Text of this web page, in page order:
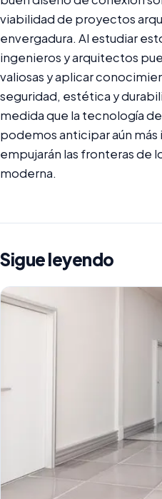
viabilidad de proyectos
envergadura. Al estudiar
ingenieros y arquitectos
valiosas y aplicar
seguridad, estética y
medida que la tecnología de
podemos anticipar aún más
empujarán las fronteras de
moderna.
Sigue leyendo